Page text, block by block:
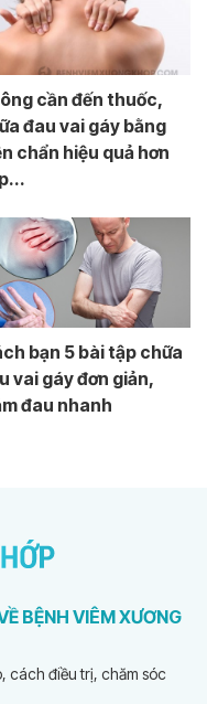
cần đến thuốc,
đau vai gáy bằng
chẩn hiệu quả hơn
bạn 5 bài tập chữa
vai gáy đơn giản,
đau nhanh
BỆNH VIÊM XƯƠNG
cách điều trị, chăm sóc